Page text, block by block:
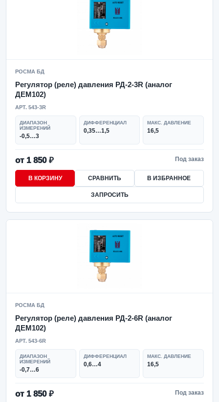
РОСМА БД
Регулятор (реле) давления РД-2-3R (аналог
ДЕМ102)
АРТ. 543-3R
ДИАПАЗОН
ИЗМЕРЕНИЙ
-0,5…3
ДИФФЕРЕНЦИАЛ
0,35…1,5
МАКС. ДАВЛЕНИЕ
16,5
от 1 850 ₽ Под заказ
В КОРЗИНУ СРАВНИТЬ В ИЗБРАННОЕ
ЗАПРОСИТЬ
РОСМА БД
Регулятор (реле) давления РД-2-6R (аналог
ДЕМ102)
АРТ. 543-6R
ДИАПАЗОН
ИЗМЕРЕНИЙ
-0,7…6
ДИФФЕРЕНЦИАЛ
0,6…4
МАКС. ДАВЛЕНИЕ
16,5
от 1 850 ₽ Под заказ